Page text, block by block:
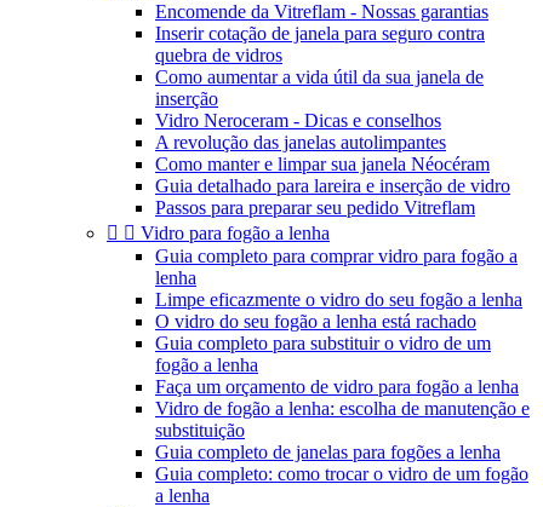
Encomende da Vitreflam - Nossas garantias
Inserir cotação de janela para seguro contra
quebra de vidros
Como aumentar a vida útil da sua janela de
inserção
Vidro Neroceram - Dicas e conselhos
A revolução das janelas autolimpantes
Como manter e limpar sua janela Néocéram
Guia detalhado para lareira e inserção de vidro
Passos para preparar seu pedido Vitreflam
  Vidro para fogão a lenha
Guia completo para comprar vidro para fogão a
lenha
Limpe eficazmente o vidro do seu fogão a lenha
O vidro do seu fogão a lenha está rachado
Guia completo para substituir o vidro de um
fogão a lenha
Faça um orçamento de vidro para fogão a lenha
Vidro de fogão a lenha: escolha de manutenção e
substituição
Guia completo de janelas para fogões a lenha
Guia completo: como trocar o vidro de um fogão
a lenha